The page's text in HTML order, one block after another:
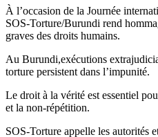
À l’occasion de la Journée
SOS-Torture/Burundi rend
graves des droits humains.
Au Burundi,exécutions
torture persistent dans l’impunité.
Le droit à la vérité est essentiel
et la non-répétition.
SOS-Torture appelle les autorités